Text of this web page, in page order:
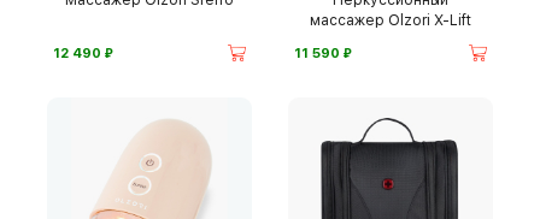
12 490 ⃏
массажер Olzori X-Lift
11 590 ⃏